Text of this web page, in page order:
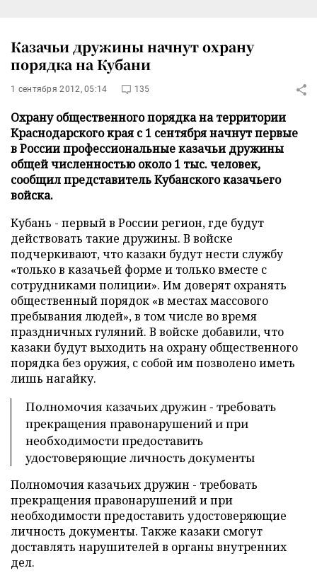
Казачьи дружины начнут охрану
порядка на Кубани
1 сентября 2012, 05:14 135
Охрану общественного порядка на территории
Краснодарского края с 1 сентября начнут первые
в России профессиональные казачьи дружины
общей численностью около 1 тыс. человек,
сообщил представитель Кубанского казачьего
войска.
Кубань - первый в России регион, где будут
действовать такие дружины. В войске
подчеркивают, что казаки будут нести службу
«только в казачьей форме и только вместе с
сотрудниками полиции». Им доверят охранять
общественный порядок «в местах массового
пребывания людей», в том числе во время
праздничных гуляний. В войске добавили, что
казаки будут выходить на охрану общественного
порядка без оружия, с собой им позволено иметь
лишь нагайку.
Полномочия казачьих дружин - требовать
прекращения правонарушений и при
необходимости предоставить
удостоверяющие личность документы
Полномочия казачьих дружин - требовать
прекращения правонарушений и при
необходимости предоставить удостоверяющие
личность документы. Также казаки смогут
доставлять нарушителей в органы внутренних
дел.